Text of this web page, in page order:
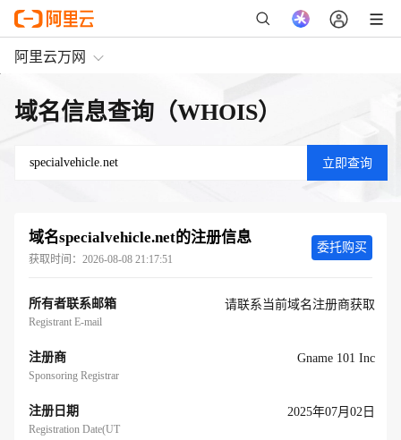
阿里云万网
域名信息查询（WHOIS）
域名specialvehicle.net的注册信息
获取时间： 2026-08-08 21:17:51
所有者联系邮箱
Registrant E-mail
请联系当前域名注册商获取
委托购买
注册商
Sponsoring Registrar
Gname 101 Inc
注册日期
Registration Date(UT
2025年07月02日